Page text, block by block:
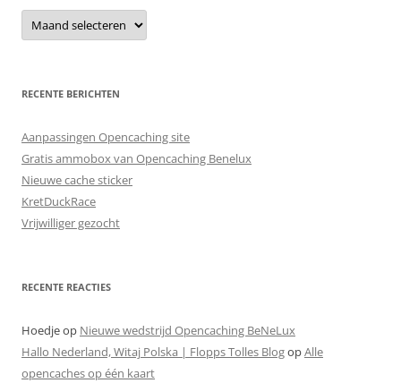
Archieven
RECENTE BERICHTEN
Aanpassingen Opencaching site
Gratis ammobox van Opencaching Benelux
Nieuwe cache sticker
KretDuckRace
Vrijwilliger gezocht
RECENTE REACTIES
Hoedjeop Nieuwe wedstrijd Opencaching BeNeLux
Hallo Nederland, Witaj Polska | Flopps Tolles BlogopAlle
opencaches op één kaart